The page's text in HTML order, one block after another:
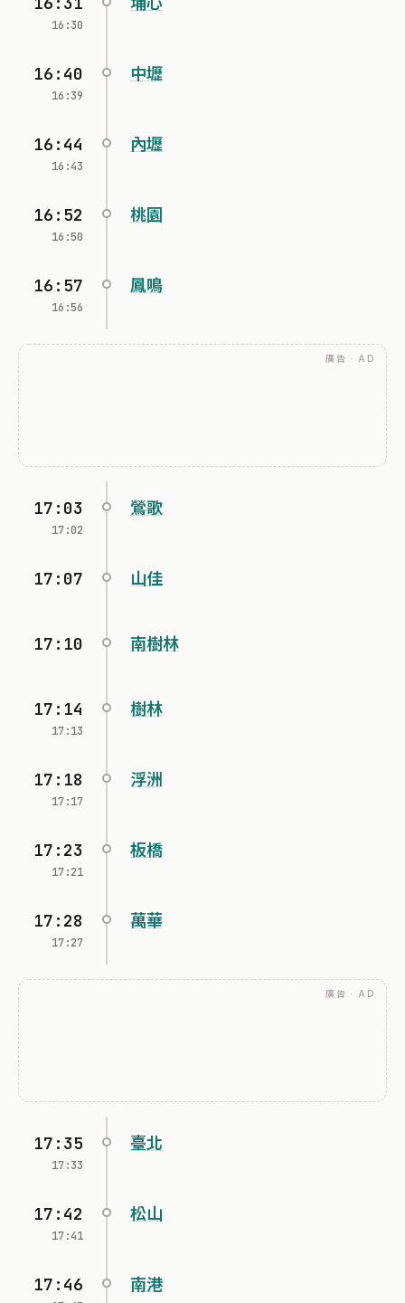
16:30
16:40
16:39
中壢
16:44
16:43
內壢
16:52
16:50
桃園
16:57
16:56
鳳鳴
廣告 · AD
17:03
17:02
鶯歌
17:07 山佳
17:10 南樹林
17:14
17:13
樹林
17:18
17:17
浮洲
17:23
17:21
板橋
17:28
17:27
萬華
廣告 · AD
17:35
17:33
臺北
17:42
17:41
松山
17:46 南港